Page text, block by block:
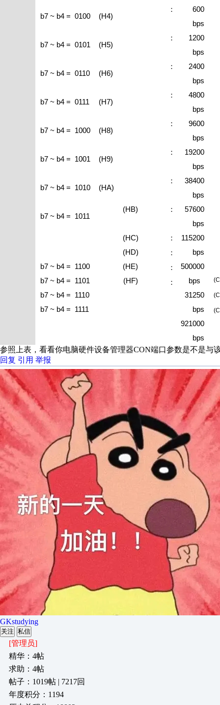
b7 ~ b4 = 0100 (H4)
：
600
bps
b7 ~ b4 = 0101 (H5)
：
1200
bps
b7 ~ b4 = 0110 (H6)
：
2400
bps
b7 ~ b4 = 0111 (H7)
：
4800
bps
b7 ~ b4 = 1000 (H8)
：
9600
bps
b7 ~ b4 = 1001 (H9)
：
19200
bps
b7 ~ b4 = 1010 (HA)
：
38400
bps
b7 ~ b4 = 1011
(HB) ：
57600
bps
b7 ~ b4 = 1100
b7 ~ b4 = 1101
b7 ~ b4 = 1110
b7 ~ b4 = 1111
(HC)
(HD)
(HE)
(HF)
：
：
：
：
115200
bps
500000
bps
31250
bps
921000
bps
参照上表，看看你电脑硬件设备管理器CON端口参数是不是与
回复 引用 举报
GKstudying
关注 私信
[管理员]
精华：4帖
求助：4帖
帖子：1019帖 | 7217回
年度积分：1194